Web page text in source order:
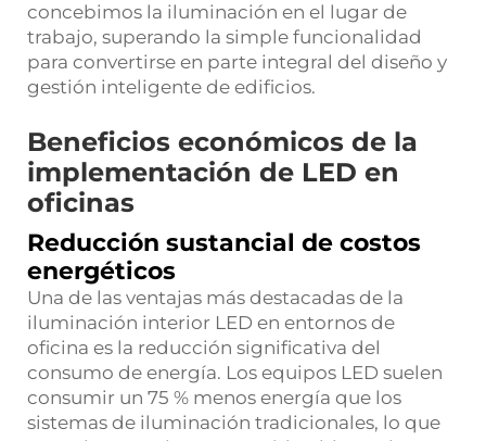
concebimos la iluminación en el lugar de
trabajo, superando la simple funcionalidad
para convertirse en parte integral del diseño y
gestión inteligente de edificios.
Beneficios económicos de la
implementación de LED en
oficinas
Reducción sustancial de costos
energéticos
Una de las ventajas más destacadas de la
iluminación interior LED en entornos de
oficina es la reducción significativa del
consumo de energía. Los equipos LED suelen
consumir un 75 % menos energía que los
sistemas de iluminación tradicionales, lo que